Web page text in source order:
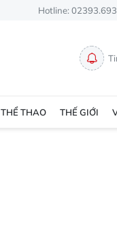
Hotline:
THỂ THAO THẾ GIỚI